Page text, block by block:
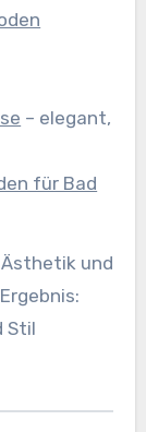
– elegant,
für Bad
und
Stil